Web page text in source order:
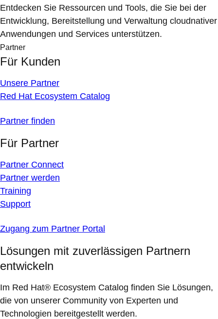
Entdecken Sie Ressourcen und Tools, die Sie bei der
Entwicklung, Bereitstellung und Verwaltung cloudnativer
Anwendungen und Services unterstützen.
Partner
Für Kunden
Unsere Partner
Red Hat Ecosystem Catalog
Partner finden
Für Partner
Partner Connect
Partner werden
Training
Support
Zugang zum Partner Portal
Lösungen mit zuverlässigen Partnern
entwickeln
Im Red Hat® Ecosystem Catalog finden Sie Lösungen,
die von unserer Community von Experten und
Technologien bereitgestellt werden.